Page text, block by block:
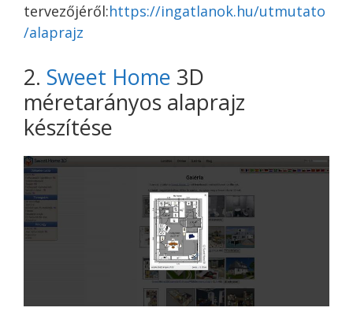
tervezőjéről:https://ingatlanok.hu/utmutato
/alaprajz
2. Sweet Home 3D
méretarányos alaprajz
készítése